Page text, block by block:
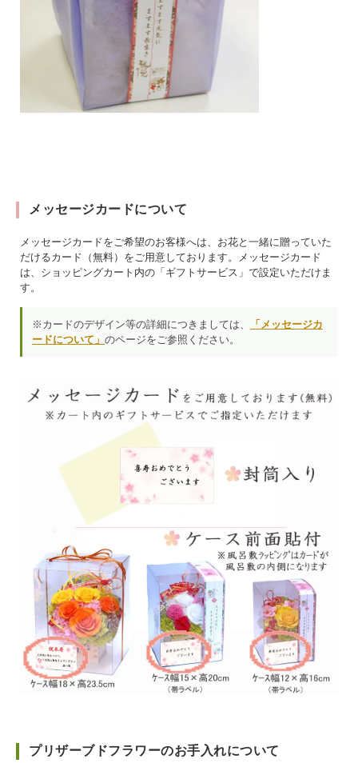
メッセージカードについて
メッセージカードをご希望のお客様へは、お花と一緒に贈っていた
だけるカード（無料）をご用意しております。メッセージカード
は、ショッピングカート内の「ギフトサービス」で設定いただけま
す。
※カードのデザイン等の詳細につきましては、
「メッセージカ
ードについて」 のページをご参照ください。
プリザーブドフラワーのお手入れについて